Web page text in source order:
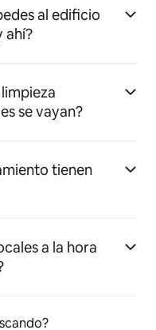
al edificio
ahí?
se vayan?
tienen
a la hora